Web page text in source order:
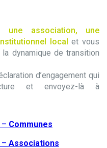
une association, une
local et vous
dynamique de transition
d’engagement qui
et envoyez-là à
– Communes
– Associations